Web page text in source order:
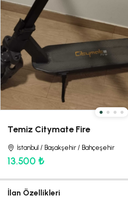
Temiz Citymate Fire
İstanbul / Başakşehir / Bahçeşehir
13.500 ₺
İlan Özellikleri